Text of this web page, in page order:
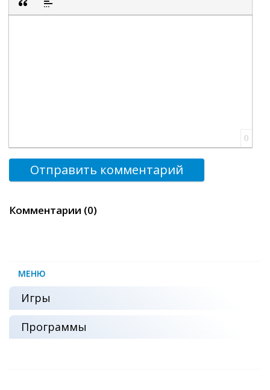
Вставка цитаты
Вставка спойлера
0
Отправить комментарий
Комментарии (0)
МЕНЮ
Игры
Программы